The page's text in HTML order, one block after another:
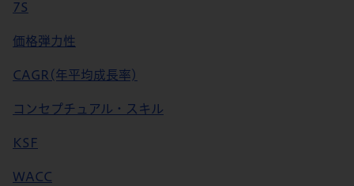
7S
価格弾力性
CAGR(年平均成長率)
コンセプチュアル・スキル
KSF
WACC